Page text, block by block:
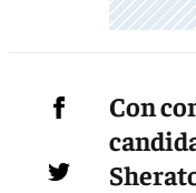
Con